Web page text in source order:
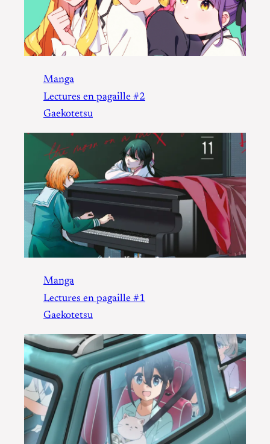
Manga
Lectures en pagaille #2
Gaekotetsu
Manga
Lectures en pagaille #1
Gaekotetsu